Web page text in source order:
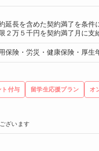
延長を含めた契約満了を条件
限２万５千円を契約満了月に支
保険・労災・健康保険・厚
ト付与 留学生応援プラン オ
ざいます